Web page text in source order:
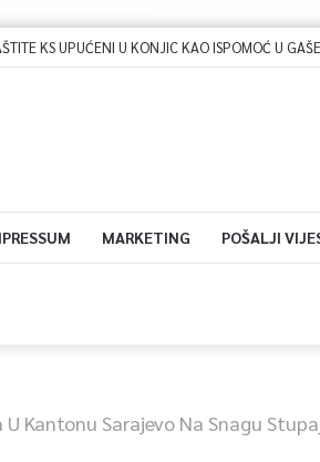
MARKETING POŠALJI
Kantonu Sarajevo Na Snagu